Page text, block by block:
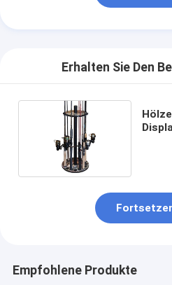
Erhalten Sie Den
Empfohlene Produkte